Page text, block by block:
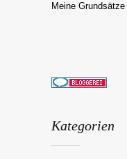
Meine Grundsätze
Kategorien